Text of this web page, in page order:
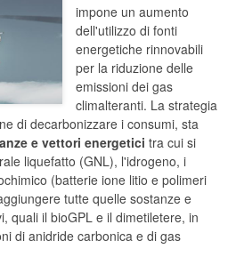
impone un aumento
dell'utilizzo di fonti
energetiche rinnovabili
per la riduzione delle
emissioni dei gas
climalteranti. La strategia
di decarbonizzare i consumi, sta
e vettori energetici tra cui si
liquefatto (GNL), l'idrogeno, i
(batterie ione litio e polimeri
tutte quelle sostanze e
quali il bioGPL e il dimetiletere, in
di anidride carbonica e di gas